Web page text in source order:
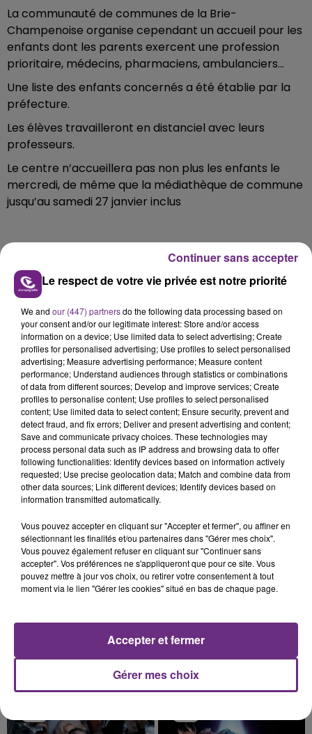
La communauté de communes de la Brie-
Champenoise organise cependant un accueil pour les
enfants dont les parents exercent une profession
prioritaire, médecins, pharmaciens, ambulanciers…
Une liste des enfants concernés a été établie par la
préfecture.
Les élèves travailleront en distanciel avec leurs
professeurs.
Le centre n’accueillera pas non plus les enfants le
mercredi, de même que la médiathèque de commune
jusqu’au samedi 27 janvier inclus
FIL D'ACTU
7 août 2026
LA CENTRALE NUCLÉAIRE DE CHOOZ
TOUJOURS À L'ARRÊT
Cela fait déjà une semaine que la centrale
nucléaire ardennaise est à l'arrêt. Une situation
justifiée par la sécheresse intense qui est toujours
présente.
7 août 2026
LE MAGASIN JOUÉCLUB DE REIMS FERME
C'était l'une des institutions du centre-ville
rémois. Le magasin JouéClub est contraint de
fermer ses portes.
TITRES DIFFUSÉS
Le respect de votre vie privée est notre priorité
We and our (447) partnersdo the following data processing based on
your consent and/or our legitimate interest: Store and/or access
information on a device; Use limited data to select advertising; Create
profiles for personalised advertising; Use profiles to select personalised
advertising; Measure advertising performance; Measure content
performance; Understand audiences through statistics or combinations
of data from different sources; Develop and improve services; Create
profiles to personalise content; Use profiles to select personalised
content; Use limited data to select content; Ensure security, prevent and
detect fraud, and fix errors; Deliver and present advertising and content;
Save and communicate privacy choices. These technologies may
process personal data such as IP address and browsing data to offer
following functionalities: Identify devices based on information actively
requested; Use precise geolocation data; Match and combine data from
other data sources; Link different devices; Identify devices based on
information transmitted automatically.
Vous pouvez accepter en cliquant sur "Accepter et fermer", ou affiner en
sélectionnant les finalités et/ou partenaires dans "Gérer mes choix".
Vous pouvez également refuser en cliquant sur "Continuer sans
accepter". Vos préférences ne s'appliqueront que pour ce site. Vous
pouvez mettre à jour vos choix, ou retirer votre consentement à tout
moment via le lien "Gérer les cookies" situé en bas de chaque page.
Gérer mes choix
Accepter et fermer
Continuer sans accepter